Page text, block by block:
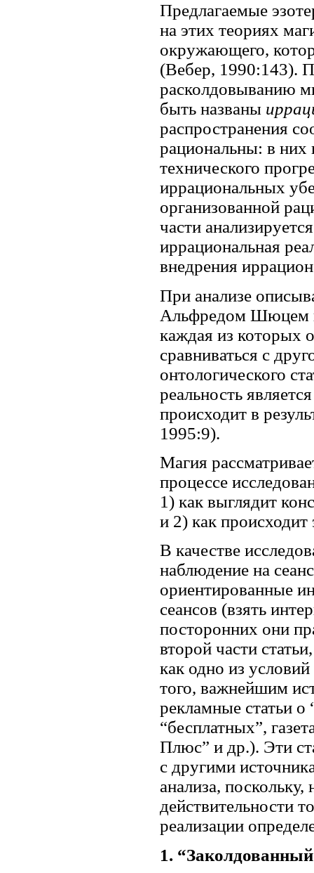
Предлагаемые
на этих теориях
окружающего,
(Вебер, 1990:143).
расколдовыванию
быть названы
распространения
рациональны: в них
технического
иррациональных
организованной
части
иррациональная
внедрения
При анализе
Альфредом Шюцем
каждая из которых
сравниваться с
онтологического
реальность
происходит в
1995:9).
Магия
процессе
1) как выглядит
и 2) как происходит
В качестве
наблюдение на
ориентированные
сеансов (взять
посторонних они
второй части
как одно из
того, важнейшим
рекламные статьи о
“бесплатных”,
Плюс” и др.). Эти
с другими
анализа, поскольку,
действительности
реализации
1.